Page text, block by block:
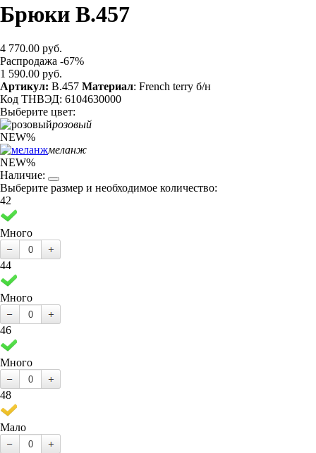
Брюки B.457
4 770.00 руб.
Распродажа -67%
1 590.00 руб.
Артикул: B.457 Материал: French terry б/н
Код ТНВЭД: 6104630000
Выберите цвет:
розовый
NEW%
меланж
NEW%
Наличие:
Выберите размер и необходимое количество:
42
Много
44
Много
46
Много
48
Мало